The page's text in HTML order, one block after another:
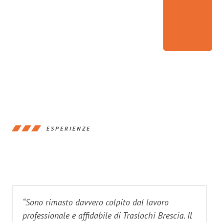
ESPERIENZE
“Sono rimasto davvero colpito dal lavoro
professionale e affidabile di Traslochi Brescia. Il